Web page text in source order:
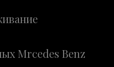
Mrcedes Benz